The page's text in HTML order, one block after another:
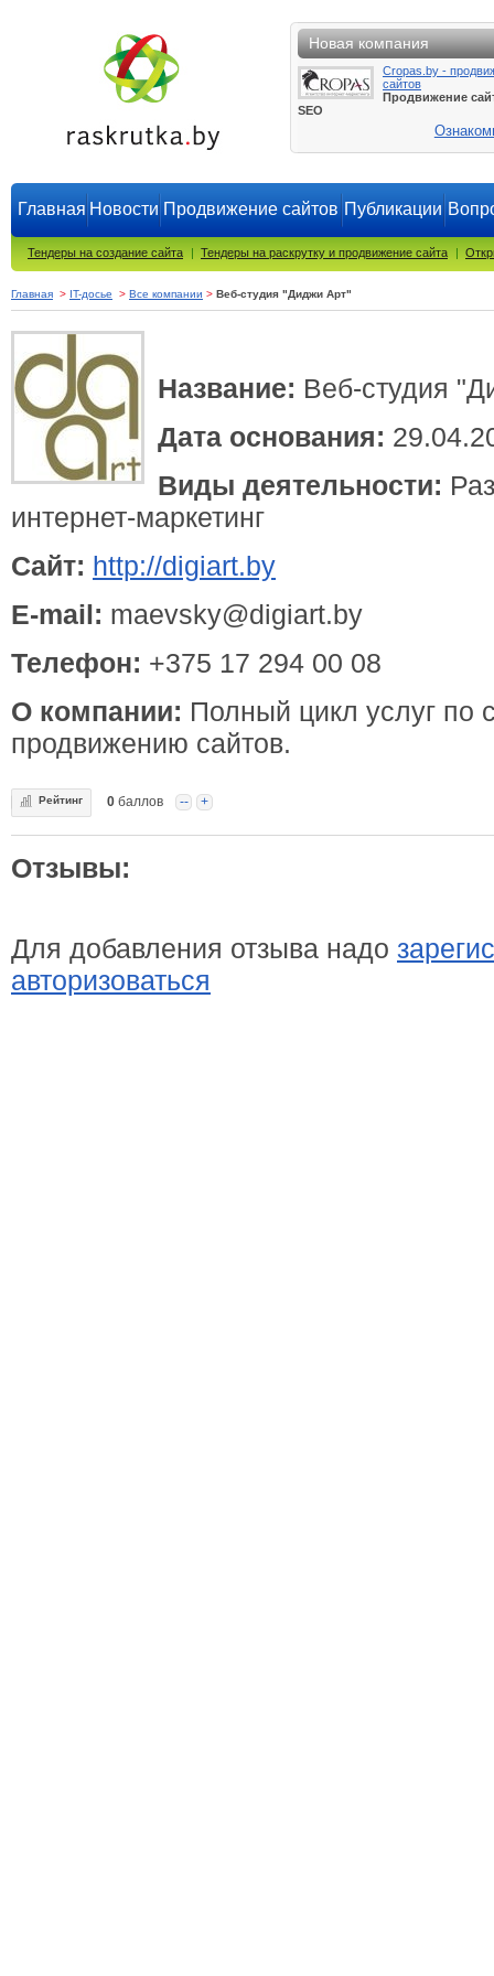
Новая компания
Cropas.by -
сайтов
Продвижение
SEO
Главная Новости Продвижение сайтов Публикации
Тендеры на создание сайта | Тендеры на раскрутку и продвижение сайта |
Главная > IT-досье > Все компании > Веб-студия "Диджи Арт"
Название: Веб-студия
Дата основания:
Виды деятельности:
интернет-маркетинг
Сайт: http://digiart.by
E-mail: maevsky@digiart.by
Телефон: +375 17 294 00 08
О компании: Полный цикл услуг по
продвижению сайтов.
Рейтинг 0 баллов -- +
Отзывы:
Для добавления отзыва надо
авторизоваться